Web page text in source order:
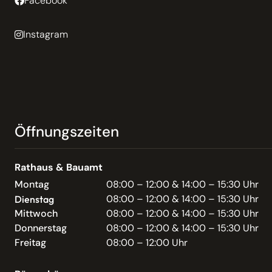
Instagram
Öffnungszeiten
Rathaus & Bauamt
Montag
08:00 – 12:00 & 14:00 – 15:30 Uhr
Dienstag
08:00 – 12:00 & 14:00 – 15:30 Uhr
Mittwoch
08:00 – 12:00 & 14:00 – 15:30 Uhr
Donnerstag
08:00 – 12:00 & 14:00 – 15:30 Uhr
Freitag
08:00 – 12:00 Uhr